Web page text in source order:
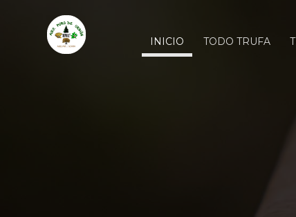
INICIO TODO TRUFA